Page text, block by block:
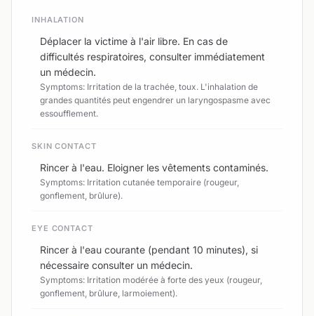
INHALATION
Déplacer la victime à l'air libre. En cas de
difficultés respiratoires, consulter immédiatement
un médecin.
Symptoms: Irritation de la trachée, toux. L'inhalation de
grandes quantités peut engendrer un laryngospasme avec
essoufflement.
SKIN CONTACT
Rincer à l'eau. Eloigner les vêtements contaminés.
Symptoms: Irritation cutanée temporaire (rougeur,
gonflement, brûlure).
EYE CONTACT
Rincer à l'eau courante (pendant 10 minutes), si
nécessaire consulter un médecin.
Symptoms: Irritation modérée à forte des yeux (rougeur,
gonflement, brûlure, larmoiement).